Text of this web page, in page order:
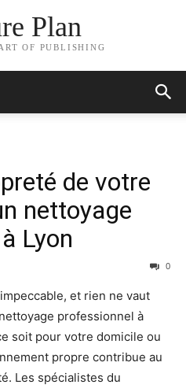
Plan
OF PUBLISHING
de votre
nettoyage
Lyon
0
et rien ne vaut
professionnel à
soit pour votre domicile ou
propre contribue au
Les spécialistes du